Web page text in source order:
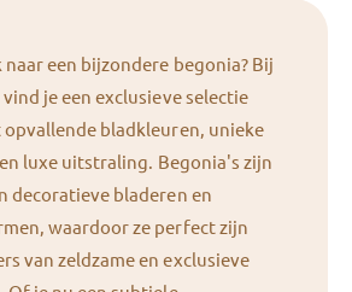
naar een bijzondere begonia? Bij
vind je een exclusieve selectie
bladkleuren, unieke
luxe uitstraling. Begonia's zijn
decoratieve bladeren en
waardoor ze perfect zijn
van zeldzame en exclusieve